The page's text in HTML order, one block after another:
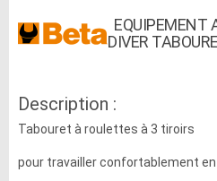
EQUIPEMENT
DIVER
Description :
Tabouret à roulettes à 3 tiroirs
pour travailler confortablement